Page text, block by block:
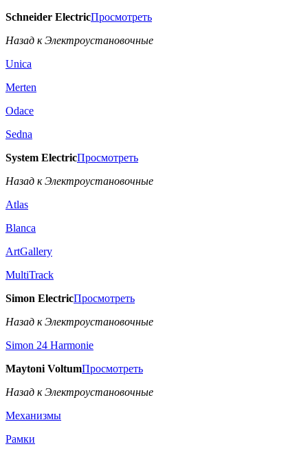
Schneider ElectricПросмотреть
Назад к Электроустановочные
Unica
Merten
Odace
Sedna
System ElectricПросмотреть
Назад к Электроустановочные
Atlas
Blanca
ArtGallery
MultiTrack
Simon ElectricПросмотреть
Назад к Электроустановочные
Simon 24 Harmonie
Maytoni VoltumПросмотреть
Назад к Электроустановочные
Механизмы
Рамки